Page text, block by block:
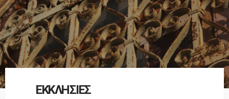
ΕΚΚΛΗΣΙΕΣ